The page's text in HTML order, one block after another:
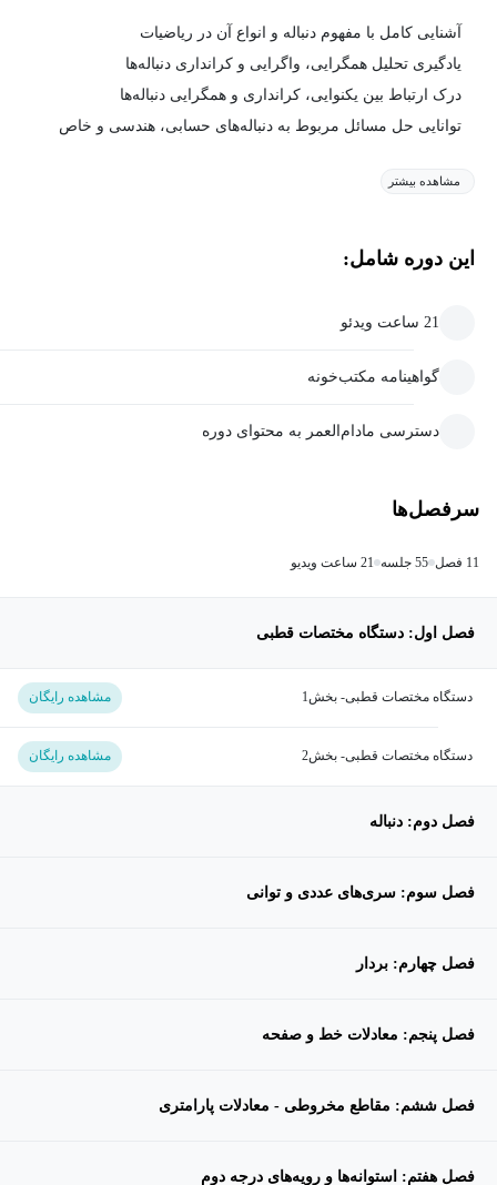
آشنایی کامل با مفهوم دنباله و انواع آن در ریاضیات
یادگیری تحلیل همگرایی، واگرایی و کرانداری دنباله‌ها
درک ارتباط بین یکنوایی، کرانداری و همگرایی دنباله‌ها
توانایی حل مسائل مربوط به دنباله‌های حسابی، هندسی و خاص
مشاهده بیشتر
این دوره شامل:
21 ساعت ویدئو
گواهینامه مکتب‌خونه
دسترسی مادام‌العمر به محتوای دوره
سرفصل‌ها
11 فصل 55 جلسه 21 ساعت ویدیو
فصل اول: دستگاه مختصات قطبی
دستگاه مختصات قطبی- بخش1 مشاهده رایگان
دستگاه مختصات قطبی- بخش2 مشاهده رایگان
فصل دوم: دنباله
فصل سوم: سری‌های عددی و توانی
فصل چهارم: بردار
فصل پنجم: معادلات خط و صفحه
فصل ششم: مقاطع مخروطی - معادلات پارامتری
فصل هفتم: استوانه‌ها و رویه‌های درجه دوم